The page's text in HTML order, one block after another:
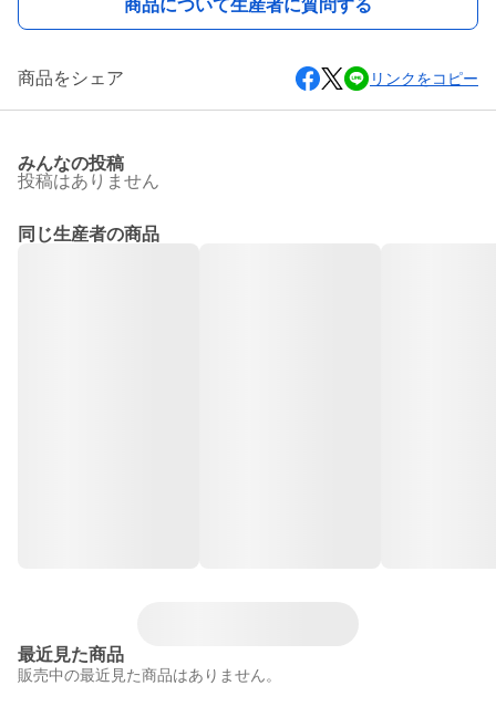
商品について生産者に質問する
商品をシェア リンクをコピー
みんなの投稿
投稿はありません
同じ生産者の商品
最近見た商品
販売中の最近見た商品はありません。